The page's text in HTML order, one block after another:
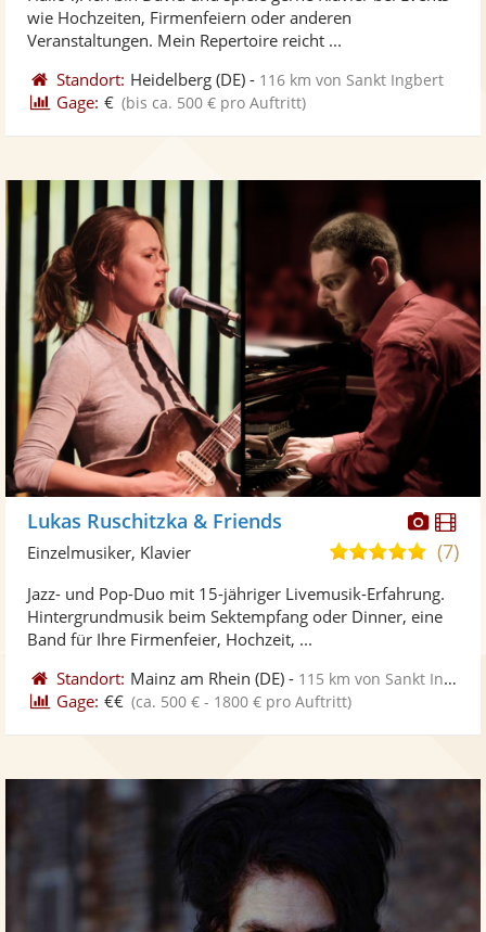
5
wie Hochzeiten, Firmenfeiern oder anderen
Veranstaltungen. Mein Repertoire reicht ...
Standort: Heidelberg (DE) - 116 km von Sankt Ingbert
Gage: € (bis ca. 500 € pro Auftritt)
Fotos
Lukas Ruschitzka & Friends
5,0
5
(7)
Einzelmusiker, Klavier
Jazz- und Pop-Duo mit 15-jähriger Livemusik-Erfahrung.
Hintergrundmusik beim Sektempfang oder Dinner, eine
Band für Ihre Firmenfeier, Hochzeit, ...
Standort: Mainz am Rhein (DE) - 115 km von Sankt Ingbert
Gage: €€ (ca. 500 € - 1800 € pro Auftritt)